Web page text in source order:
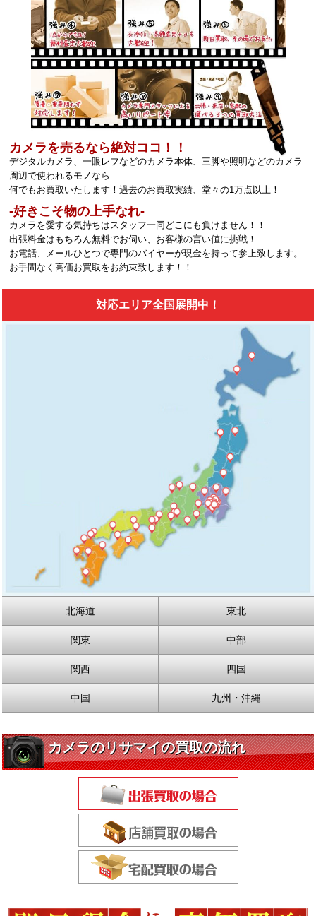
カメラを売るなら絶対ココ！！
デジタルカメラ、一眼レフなどのカメラ本体、三脚や照明などのカメラ
周辺で使われるモノなら
何でもお買取いたします！過去のお買取実績、堂々の1万点以上！
‐好きこそ物の上手なれ‐
カメラを愛する気持ちはスタッフ一同どこにも負けません！！
出張料金はもちろん無料でお伺い、お客様の言い値に挑戦！
お電話、メールひとつで専門のバイヤーが現金を持って参上致します。
お手間なく高価お買取をお約束致します！！
対応エリア全国展開中！
北海道 東北
関東 中部
関西 四国
中国 九州・沖縄